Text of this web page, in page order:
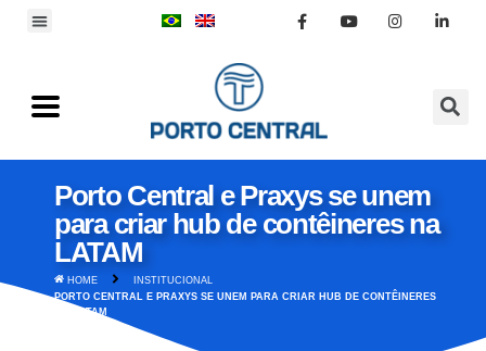
Porto Central e Praxys se unem
para criar hub de contêineres na
LATAM
HOME
INSTITUCIONAL
PORTO CENTRAL E PRAXYS SE UNEM PARA CRIAR HUB DE CONTÊINERES
NA LATAM